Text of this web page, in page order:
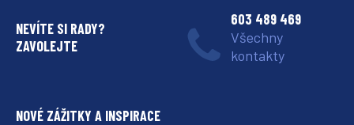
NEVÍTE SI RADY?
ZAVOLEJTE
603 489 469
Všechny
kontakty
NOVÉ ZÁŽITKY A INSPIRACE